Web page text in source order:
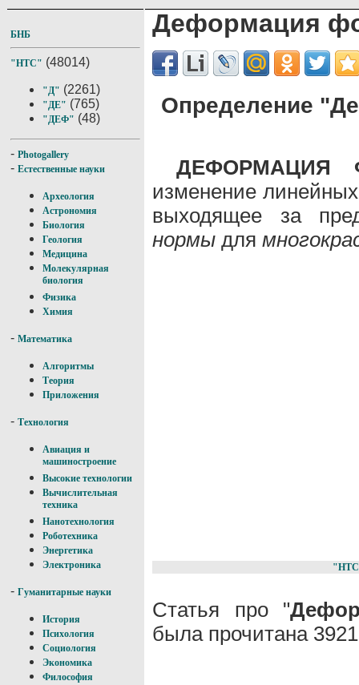
БНБ
"НТС" (48014)
"Д" (2261)
"ДЕ" (765)
"ДЕФ" (48)
- Photogallery
- Естественные науки
Археология
Астрономия
Биология
Геология
Медицина
Молекулярная
биология
Физика
Химия
- Математика
Алгоритмы
Теория
Приложения
- Технология
Авиация и
машиностроение
Высокие технологии
Вычислительная
техника
Нанотехнология
Роботехника
Энергетика
Электроника
- Гуманитарные науки
История
Психология
Социология
Экономика
Философия
Деформация
Определение
ДЕФОРМАЦИЯ
изменение
выходящее за
нормы для
Статья про "
была прочитана